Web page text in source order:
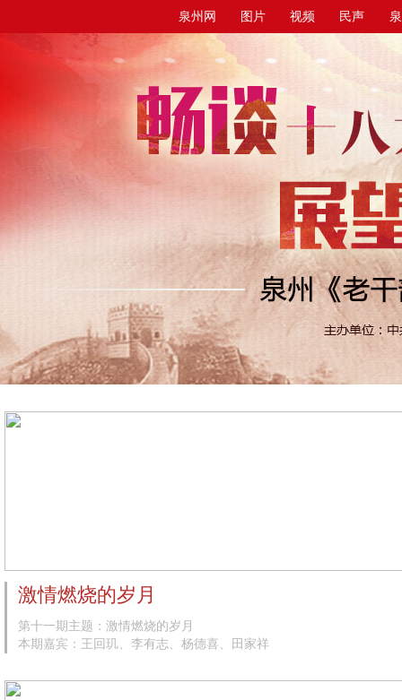
泉州网 图片 视频 民声
激情燃烧的岁月
第十一期主题：激情燃烧的岁月
本期嘉宾：王回玑、李有志、杨德喜、田家祥